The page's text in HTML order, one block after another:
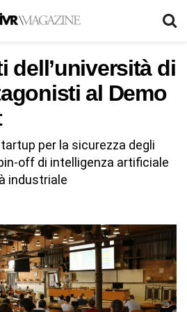
dell’università di
al Demo
per la sicurezza degli
off di intelligenza artificiale
industriale